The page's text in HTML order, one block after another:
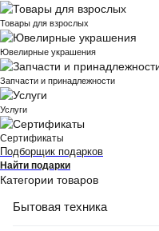
Товары для взрослых
Ювелирные украшения
Запчасти и принадлежности
Услуги
Сертификаты
Подборщик подарков
Найти подарки
Категории товаров
Бытовая техника